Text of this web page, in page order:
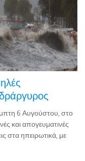
6 Αυγούστου, στο
και απογευματινές
στα ηπειρωτικά, με